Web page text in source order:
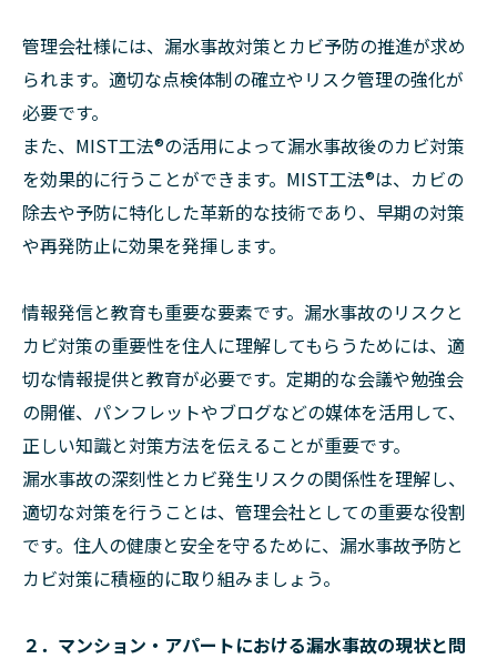
管理会社様には、漏水事故対策とカビ予防の推進が求め
られます。適切な点検体制の確立やリスク管理の強化が
必要です。
また、MIST工法®︎の活用によって漏水事故後のカビ対策
を効果的に行うことができます。MIST工法®︎は、カビの
除去や予防に特化した革新的な技術であり、早期の対策
や再発防止に効果を発揮します。
情報発信と教育も重要な要素です。漏水事故のリスクと
カビ対策の重要性を住人に理解してもらうためには、適
切な情報提供と教育が必要です。定期的な会議や勉強会
の開催、パンフレットやブログなどの媒体を活用して、
正しい知識と対策方法を伝えることが重要です。
漏水事故の深刻性とカビ発生リスクの関係性を理解し、
適切な対策を行うことは、管理会社としての重要な役割
です。住人の健康と安全を守るために、漏水事故予防と
カビ対策に積極的に取り組みましょう。
２．マンション・アパートにおける漏水事故の現状と問